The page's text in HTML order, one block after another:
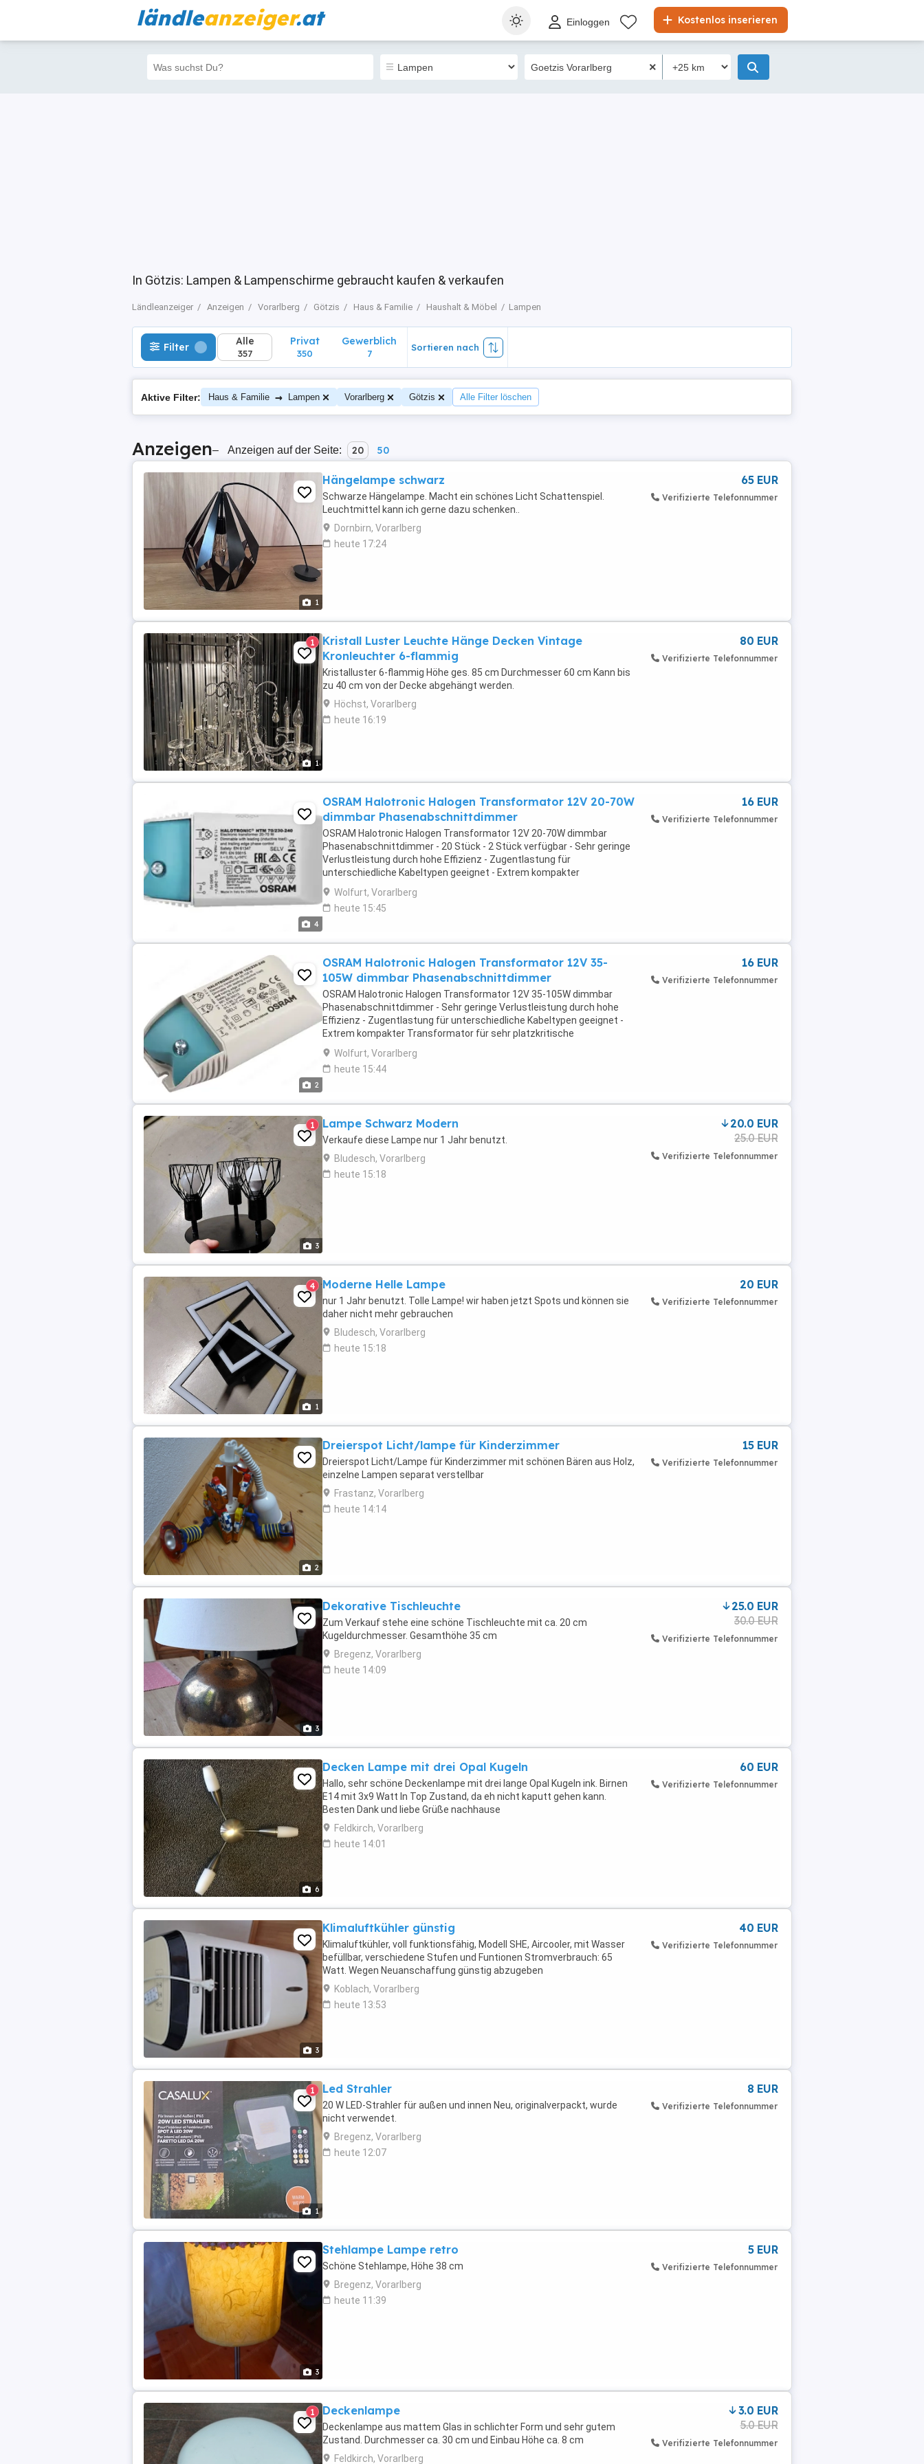
ländleanzeiger.at Kostenlos inserieren
Einloggen
In Götzis: Lampen & Lampenschirme gebraucht kaufen & verkaufen
Ländleanzeiger Anzeigen Vorarlberg Götzis Haus & Familie Haushalt & Möbel Lampen
Filter Alle
357
Privat
350
Filter Alle
357
Privat
350
Gewerblich
7
Sortieren nach
Aktive Filter: Haus & Familie → Lampen Vorarlberg Götzis Alle Filter löschen
Anzeigen– Anzeigen auf der Seite: 20 50
1
Hängelampe schwarz
Schwarze Hängelampe. Macht ein schönes Licht Schattenspiel.
Leuchtmittel kann ich gerne dazu schenken..
Dornbirn, Vorarlberg
heute 17:24
65 EUR
Verifizierte Telefonnummer
1
1
Kristall Luster Leuchte Hänge Decken Vintage
Kronleuchter 6-flammig
Kristalluster 6-flammig Höhe ges. 85 cm Durchmesser 60 cm Kann bis
zu 40 cm von der Decke abgehängt werden.
Höchst, Vorarlberg
heute 16:19
80 EUR
Verifizierte Telefonnummer
4
OSRAM Halotronic Halogen Transformator 12V 20-70W
dimmbar Phasenabschnittdimmer
OSRAM Halotronic Halogen Transformator 12V 20-70W dimmbar
Phasenabschnittdimmer - 20 Stück - 2 Stück verfügbar - Sehr geringe
Verlustleistung durch hohe Effizienz - Zugentlastung für
unterschiedliche Kabeltypen geeignet - Extrem kompakter
Transformator für sehr platzkritische Einbaubedingungen -
Lampenschonender ...
Wolfurt, Vorarlberg
heute 15:45
16 EUR
Verifizierte Telefonnummer
2
OSRAM Halotronic Halogen Transformator 12V 35-
105W dimmbar Phasenabschnittdimmer
OSRAM Halotronic Halogen Transformator 12V 35-105W dimmbar
Phasenabschnittdimmer - Sehr geringe Verlustleistung durch hohe
Effizienz - Zugentlastung für unterschiedliche Kabeltypen geeignet -
Extrem kompakter Transformator für sehr platzkritische
Einbaubedingungen - Lampenschonender Betrieb im gesamten ...
Wolfurt, Vorarlberg
heute 15:44
16 EUR
Verifizierte Telefonnummer
3
1 Lampe Schwarz Modern
Verkaufe diese Lampe nur 1 Jahr benutzt.
Bludesch, Vorarlberg
heute 15:18
20.0 EUR
25.0 EUR
Verifizierte Telefonnummer
1
4 Moderne Helle Lampe
nur 1 Jahr benutzt. Tolle Lampe! wir haben jetzt Spots und können sie
daher nicht mehr gebrauchen
Bludesch, Vorarlberg
heute 15:18
20 EUR
Verifizierte Telefonnummer
2
Dreierspot Licht/lampe für Kinderzimmer
Dreierspot Licht/Lampe für Kinderzimmer mit schönen Bären aus Holz,
einzelne Lampen separat verstellbar
Frastanz, Vorarlberg
heute 14:14
15 EUR
Verifizierte Telefonnummer
3
Dekorative Tischleuchte
Zum Verkauf stehe eine schöne Tischleuchte mit ca. 20 cm
Kugeldurchmesser. Gesamthöhe 35 cm
Bregenz, Vorarlberg
heute 14:09
25.0 EUR
30.0 EUR
Verifizierte Telefonnummer
6
Decken Lampe mit drei Opal Kugeln
Hallo, sehr schöne Deckenlampe mit drei lange Opal Kugeln ink. Birnen
E14 mit 3x9 Watt In Top Zustand, da eh nicht kaputt gehen kann.
Besten Dank und liebe Grüße nachhause
Feldkirch, Vorarlberg
heute 14:01
60 EUR
Verifizierte Telefonnummer
3
Klimaluftkühler günstig
Klimaluftkühler, voll funktionsfähig, Modell SHE, Aircooler, mit Wasser
befüllbar, verschiedene Stufen und Funtionen Stromverbrauch: 65
Watt. Wegen Neuanschaffung günstig abzugeben
Koblach, Vorarlberg
heute 13:53
40 EUR
Verifizierte Telefonnummer
1
1 Led Strahler
20 W LED-Strahler für außen und innen Neu, originalverpackt, wurde
nicht verwendet.
Bregenz, Vorarlberg
heute 12:07
8 EUR
Verifizierte Telefonnummer
3
Stehlampe Lampe retro
Schöne Stehlampe, Höhe 38 cm
Bregenz, Vorarlberg
heute 11:39
5 EUR
Verifizierte Telefonnummer
1 Deckenlampe
Deckenlampe aus mattem Glas in schlichter Form und sehr gutem
Zustand. Durchmesser ca. 30 cm und Einbau Höhe ca. 8 cm
Feldkirch, Vorarlberg
3.0 EUR
5.0 EUR
Verifizierte Telefonnummer